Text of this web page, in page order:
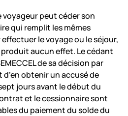
voyageur peut céder son
qui remplit les mêmes
le voyage ou le séjour,
aucun effet. Le cédant
de sa décision par
obtenir un accusé de
jours avant le début du
et le cessionnaire sont
du paiement du solde du